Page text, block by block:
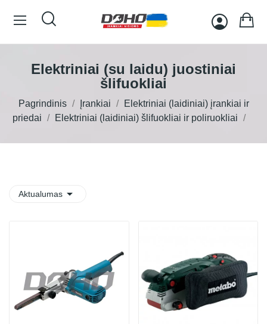
Elektriniai (su laidu) juostiniai
šlifuokliai
Pagrindinis Įrankiai
Elektriniai (laidiniai) įrankiai ir
priedai
Elektriniai (laidiniai) šlifuokliai ir poliruokliai
Aktualumas 